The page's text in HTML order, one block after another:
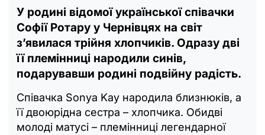
У родині відомої української співачки
Софії Ротару у Чернівцях на світ
з’явилася трійня хлопчиків. Одразу дві
її племінниці народили синів,
подарувавши родині подвійну радість.
Співачка Sonya Kay народила близнюків, а
її двоюрідна сестра – хлопчика. Обидві
молоді матусі – племінниці легендарної